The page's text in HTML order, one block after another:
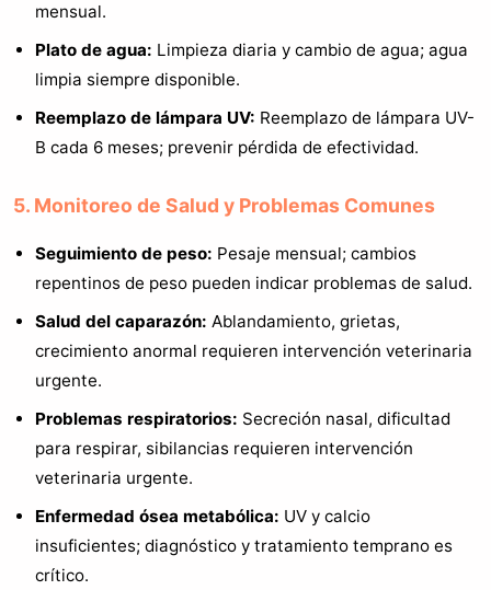
mensual.
Plato de agua: Limpieza diaria y cambio de agua; agua
limpia siempre disponible.
Reemplazo de lámpara UV: Reemplazo de lámpara UV-
B cada 6 meses; prevenir pérdida de efectividad.
5. Monitoreo de Salud y Problemas Comunes
Seguimiento de peso: Pesaje mensual; cambios
repentinos de peso pueden indicar problemas de salud.
Salud del caparazón: Ablandamiento, grietas,
crecimiento anormal requieren intervención veterinaria
urgente.
Problemas respiratorios: Secreción nasal, dificultad
para respirar, sibilancias requieren intervención
veterinaria urgente.
Enfermedad ósea metabólica: UV y calcio
insuficientes; diagnóstico y tratamiento temprano es
crítico.